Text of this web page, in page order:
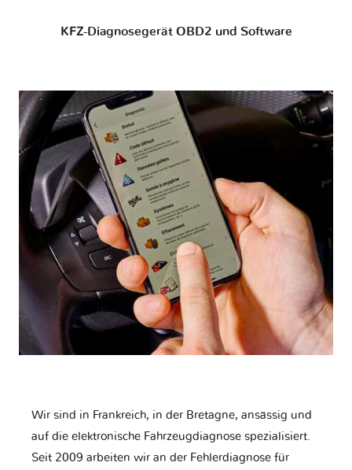
KFZ-Diagnosegerät OBD2 und Software
Wir sind in Frankreich, in der Bretagne, ansässig und
auf die elektronische Fahrzeugdiagnose spezialisiert.
Seit 2009 arbeiten wir an der Fehlerdiagnose für